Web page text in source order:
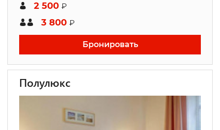
2 500 ₽
3 800 ₽
Бронировать
Полулюкс